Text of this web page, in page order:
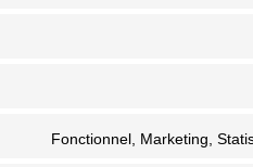
Fonctionnel, Marketing,